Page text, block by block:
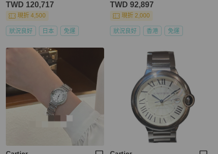
TWD 120,717
現折 4,500
狀況良好 日本 免運
TWD 92,897
現折 2,000
狀況良好 香港 免運